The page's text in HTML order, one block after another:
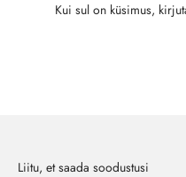
Kui sul on küsimus,
Liitu, et saada soodustusi